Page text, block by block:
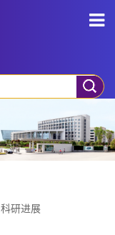
科研进展